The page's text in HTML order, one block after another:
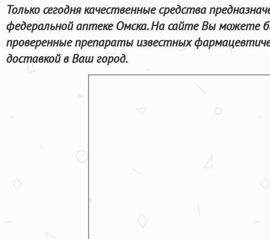
Только сегодня качественные средства
федеральной аптеке Омска. На сайте Вы можете
проверенные препараты известных
доставкой в Ваш город.